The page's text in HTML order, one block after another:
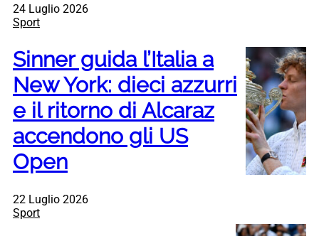
24 Luglio 2026
Sport
Sinner guida l’Italia a
New York: dieci azzurri
e il ritorno di Alcaraz
accendono gli US
Open
22 Luglio 2026
Sport